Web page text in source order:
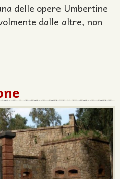
delle opere Umbertine
dalle altre, non